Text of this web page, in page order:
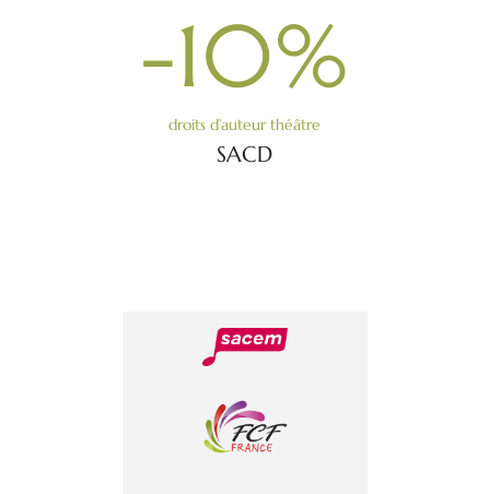
-10%
droits d’auteur théâtre
SACD